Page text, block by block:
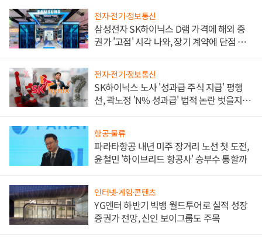
전자·전기·정보통신
삼성전자 SK하이닉스 D램 가격에 해외 증
권가 '고점' 시각 나와, 장기 계약에 단점 부
전자·전기·정보통신
SK하이닉스 노사 '성과급 주식 지급' 평행
선, 곽노정 'N% 성과급' 법적 논란 벗을지 주
항공·물류
파라타항공 내년 미주 장거리 노선 첫 도전,
윤철민 '하이브리드 항공사' 승부수 통할까
인터넷·게임·콘텐츠
YG엔터 하반기 빅뱅 월드투어로 실적 성장
증권가 전망, 신인 보이그룹도 주목